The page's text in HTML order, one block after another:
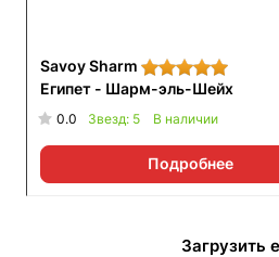
Savoy Sharm
Египет - Шарм-эль-Шейх
0.0 Звезд: 5 В наличии
Подробнее
Загрузить